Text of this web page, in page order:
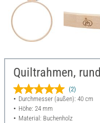
Quiltrahmen, rund
(2)
Durchmesser (außen): 40 cm
Höhe: 24 mm
Material: Buchenholz